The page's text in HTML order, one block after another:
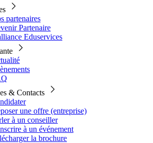
partenaires
Partenaire
Eduservices
& Contacts
une offre (entreprise)
à un conseiller
à un événement
la brochure